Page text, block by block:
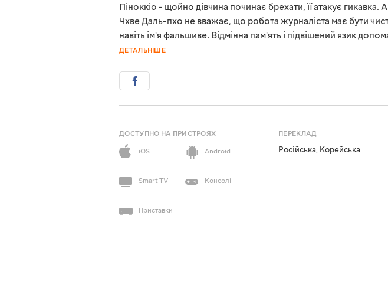
Піноккіо - щойно дівчина починає брехати, її атакує гикавка.
Чхве Даль-пхо не вважає, що робота журналіста має бути
навіть ім'я фальшиве. Відмінна пам'ять і підвішений язик
ДЕТАЛЬНІШЕ
ДОСТУПНО НА ПРИСТРОЯХ
iOS
Android
Smart TV Консолі
Приставки
ПЕРЕКЛАД
Російська, Корейська